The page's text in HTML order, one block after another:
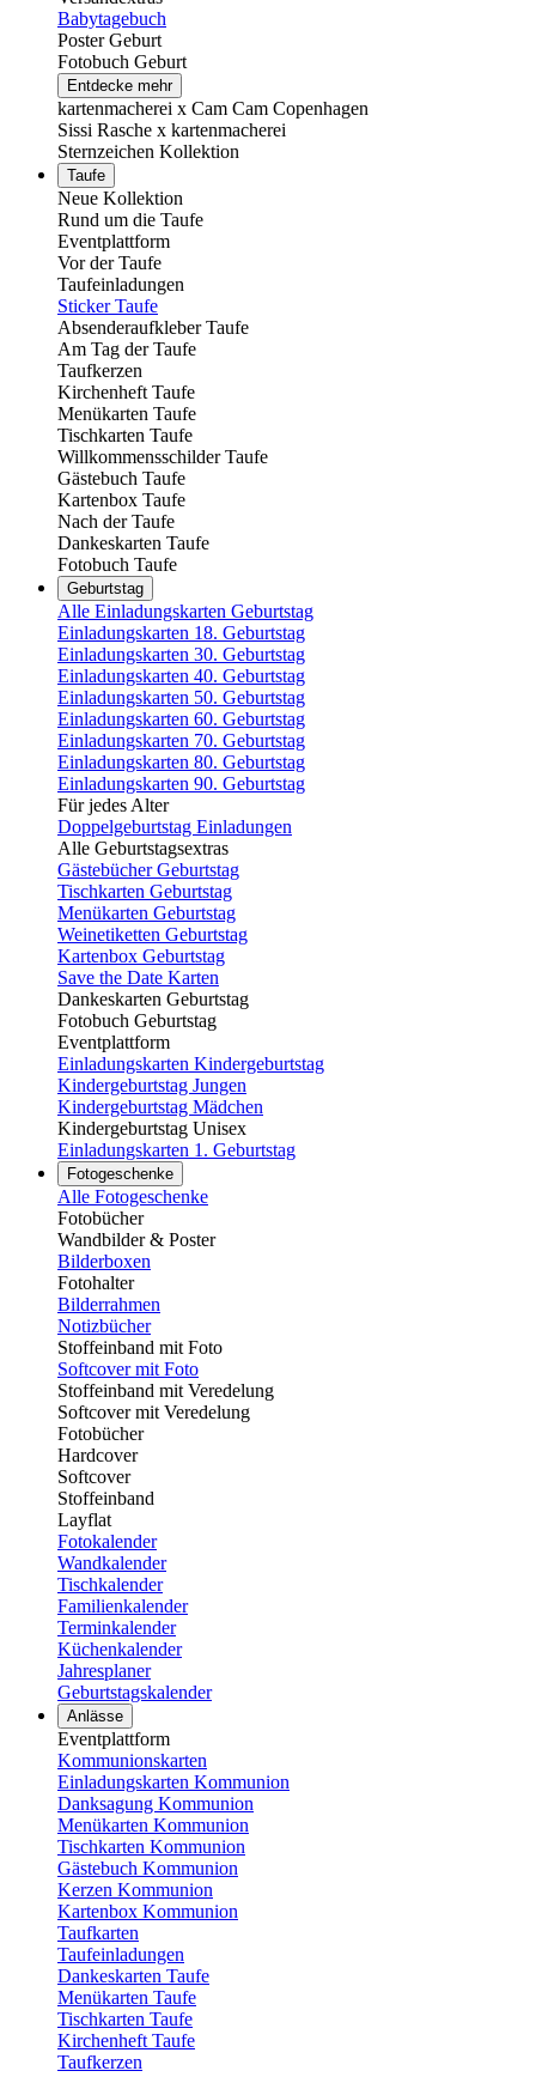
Babytagebuch
Poster Geburt
Fotobuch Geburt
Entdecke mehr
kartenmacherei x Cam Cam Copenhagen
Sissi Rasche x kartenmacherei
Sternzeichen Kollektion
Taufe
Neue Kollektion
Rund um die Taufe
Eventplattform
Vor der Taufe
Taufeinladungen
Sticker Taufe
Absenderaufkleber Taufe
Am Tag der Taufe
Taufkerzen
Kirchenheft Taufe
Menükarten Taufe
Tischkarten Taufe
Willkommensschilder Taufe
Gästebuch Taufe
Kartenbox Taufe
Nach der Taufe
Dankeskarten Taufe
Fotobuch Taufe
Geburtstag
Alle Einladungskarten Geburtstag
Einladungskarten 18. Geburtstag
Einladungskarten 30. Geburtstag
Einladungskarten 40. Geburtstag
Einladungskarten 50. Geburtstag
Einladungskarten 60. Geburtstag
Einladungskarten 70. Geburtstag
Einladungskarten 80. Geburtstag
Einladungskarten 90. Geburtstag
Für jedes Alter
Doppelgeburtstag Einladungen
Alle Geburtstagsextras
Gästebücher Geburtstag
Tischkarten Geburtstag
Menükarten Geburtstag
Weinetiketten Geburtstag
Kartenbox Geburtstag
Save the Date Karten
Dankeskarten Geburtstag
Fotobuch Geburtstag
Eventplattform
Einladungskarten Kindergeburtstag
Kindergeburtstag Jungen
Kindergeburtstag Mädchen
Kindergeburtstag Unisex
Einladungskarten 1. Geburtstag
Fotogeschenke
Alle Fotogeschenke
Fotobücher
Wandbilder & Poster
Bilderboxen
Fotohalter
Bilderrahmen
Notizbücher
Stoffeinband mit Foto
Softcover mit Foto
Stoffeinband mit Veredelung
Softcover mit Veredelung
Fotobücher
Hardcover
Softcover
Stoffeinband
Layflat
Fotokalender
Wandkalender
Tischkalender
Familienkalender
Terminkalender
Küchenkalender
Jahresplaner
Geburtstagskalender
Anlässe
Eventplattform
Kommunionskarten
Einladungskarten Kommunion
Danksagung Kommunion
Menükarten Kommunion
Tischkarten Kommunion
Gästebuch Kommunion
Kerzen Kommunion
Kartenbox Kommunion
Taufkarten
Taufeinladungen
Dankeskarten Taufe
Menükarten Taufe
Tischkarten Taufe
Kirchenheft Taufe
Taufkerzen